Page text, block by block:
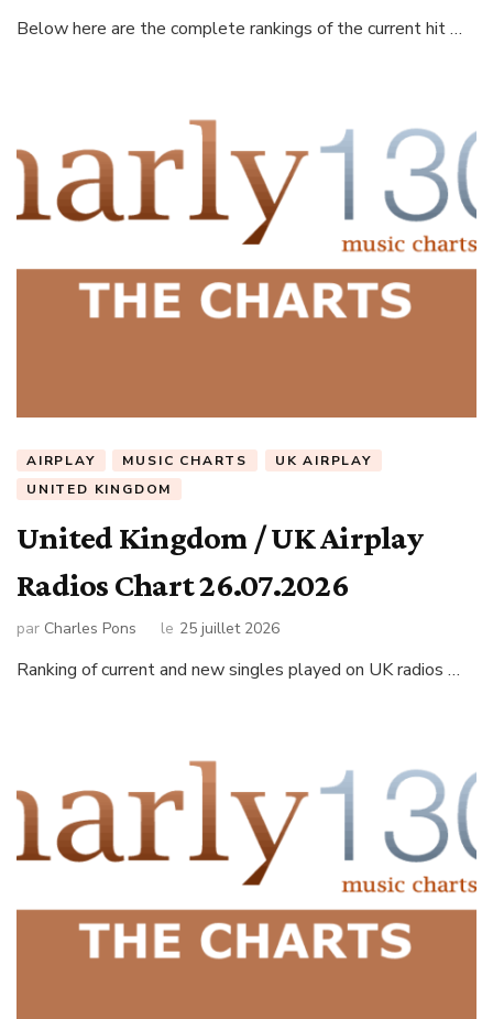
Below here are the complete rankings of the current hit …
AIRPLAY MUSIC CHARTS
UK AIRPLAY
UNITED KINGDOM
United Kingdom / UK Airplay
Radios Chart 26.07.2026
par Charles Pons le 25 juillet 2026
Ranking of current and new singles played on UK radios …